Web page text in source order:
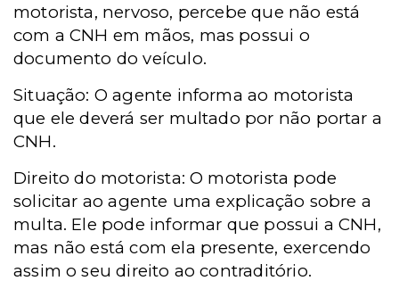
motorista, nervoso, percebe que não está
com a CNH em mãos, mas possui o
documento do veículo.
Situação: O agente informa ao motorista
que ele deverá ser multado por não portar a
CNH.
Direito do motorista: O motorista pode
solicitar ao agente uma explicação sobre a
multa. Ele pode informar que possui a CNH,
mas não está com ela presente, exercendo
assim o seu direito ao contraditório.